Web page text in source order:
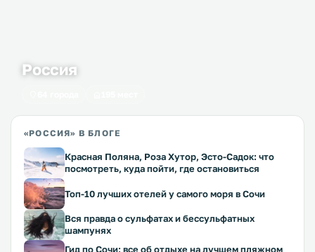
Россия
«РОССИЯ» В БЛОГЕ
Красная Поляна, Роза Хутор, Эсто-Садок: что
посмотреть, куда пойти, где остановиться
Топ-10 лучших отелей у самого моря в Сочи
Вся правда о сульфатах и бессульфатных
шампунях
Гид по Сочи: все об отдыхе на лучшем пляжном